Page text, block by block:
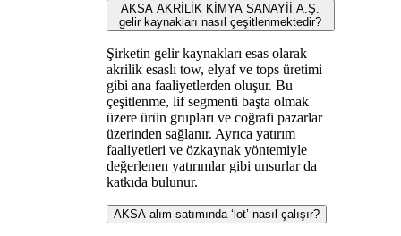
AKSA AKRİLİK KİMYA SANAYİİ A.Ş.
gelir kaynakları nasıl çeşitlenmektedir?
Şirketin gelir kaynakları esas olarak
akrilik esaslı tow, elyaf ve tops üretimi
gibi ana faaliyetlerden oluşur. Bu
çeşitlenme, lif segmenti başta olmak
üzere ürün grupları ve coğrafi pazarlar
üzerinden sağlanır. Ayrıca yatırım
faaliyetleri ve özkaynak yöntemiyle
değerlenen yatırımlar gibi unsurlar da
katkıda bulunur.
AKSA alım-satımında ‘lot’ nasıl çalışır?